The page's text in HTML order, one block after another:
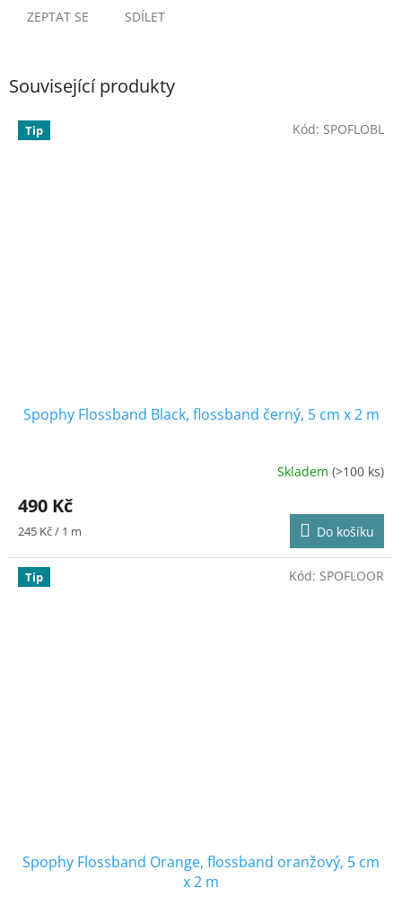
ZEPTAT SE SDÍLET
Související produkty
Tip
Spophy Flossband Black, flossband černý, 5 cm x 2 m
produktu
je
z
Skladem(>100 ks)
490 Kč
Měrná
245 Kč / 1 m Do košíku
Kód: SPOFLOBL
Tip
Spophy Flossband Orange, flossband oranžový, 5 cm
x 2 m
Kód: SPOFLOOR